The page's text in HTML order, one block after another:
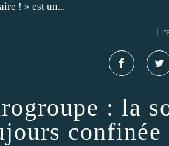
! » est un...
: la